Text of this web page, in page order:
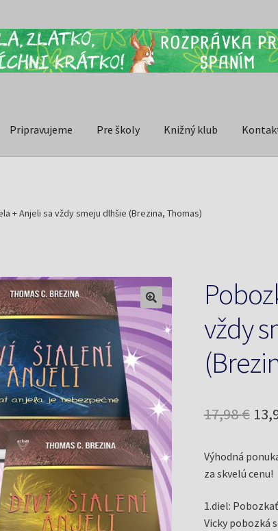
Pripravujeme Pre školy Knižný klub
+ Anjeli sa vždy smeju dlhšie (Brezina, Thomas)
vždy
17,98€
Výhodná
za skvelú cenu!
1.diel:
Vicky pobozká